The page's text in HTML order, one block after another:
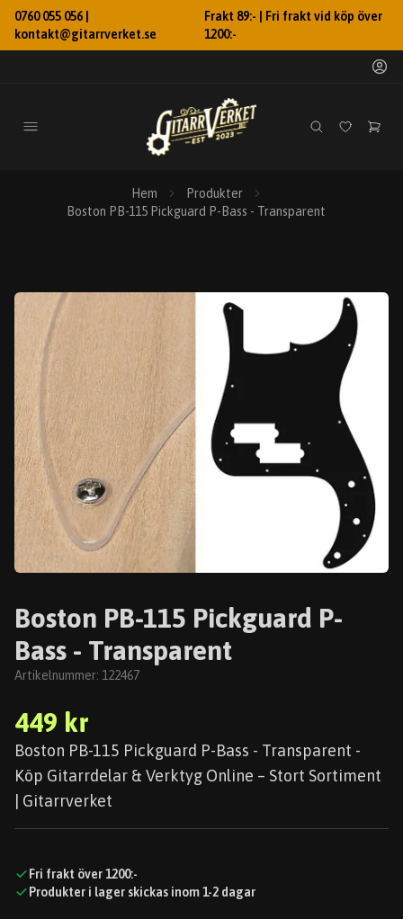
0760 055 056 |
kontakt@gitarrverket.se
Frakt 89:- | Fri frakt vid köp över
1200:-
Hem
Produkter
Boston PB-115 Pickguard P-Bass - Transparent
Boston PB-115 Pickguard P-
Bass - Transparent
Artikelnummer: 122467
449 kr
Boston PB-115 Pickguard P-Bass - Transparent -
Köp Gitarrdelar & Verktyg Online – Stort Sortiment
| Gitarrverket
Fri frakt över 1200:-
Produkter i lager skickas inom 1-2 dagar